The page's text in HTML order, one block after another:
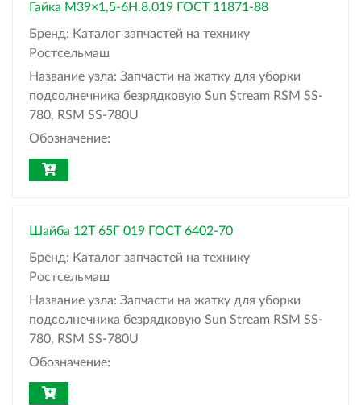
Гайка М39×1,5-6Н.8.019 ГОСТ 11871-88
Бренд: Каталог запчастей на технику
Ростсельмаш
Название узла: Запчасти на жатку для уборки
подсолнечника безрядковую Sun Stream RSM SS-
780, RSM SS-780U
Обозначение:
Шайба 12Т 65Г 019 ГОСТ 6402-70
Бренд: Каталог запчастей на технику
Ростсельмаш
Название узла: Запчасти на жатку для уборки
подсолнечника безрядковую Sun Stream RSM SS-
780, RSM SS-780U
Обозначение: